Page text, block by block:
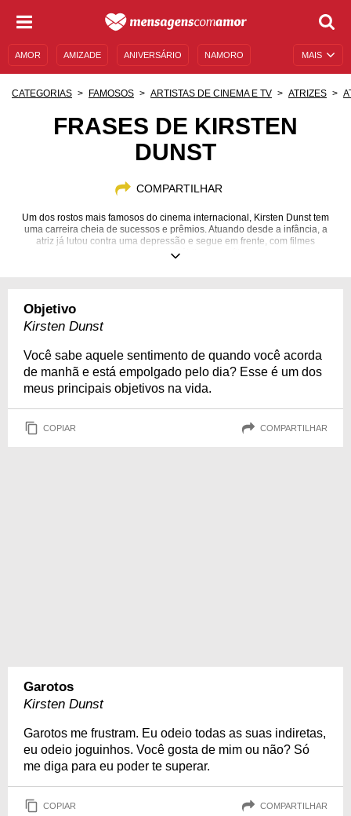
MAIS
AMOR AMIZADE ANIVERSÁRIO NAMORO
MENSAGENS DE ANIVERSÁRIO
CATEGORIAS FAMOSOS ARTISTAS DE CINEMA E TV ATRIZES
FRASES DE KIRSTEN
DUNST
COMPARTILHAR
Um dos rostos mais famosos do cinema internacional, Kirsten Dunst tem
uma carreira cheia de sucessos e prêmios. Atuando desde a infância, a
atriz já lutou contra uma depressão e segue em frente, com filmes
elogiados entre o público e a crítica.
Objetivo
Kirsten Dunst
Você sabe aquele sentimento de quando você acorda
de manhã e está empolgado pelo dia? Esse é um dos
meus principais objetivos na vida.
COPIAR COMPARTILHAR
Garotos
Kirsten Dunst
Garotos me frustram. Eu odeio todas as suas indiretas,
eu odeio joguinhos. Você gosta de mim ou não? Só
me diga para eu poder te superar.
COPIAR COMPARTILHAR